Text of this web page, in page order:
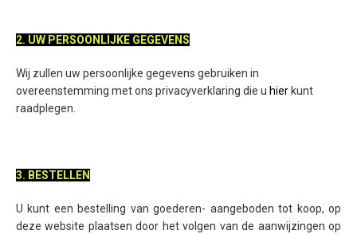
2. UW PERSOONLIJKE GEGEVENS
Wij zullen uw persoonlijke gegevens gebruiken in
overeenstemming met ons privacyverklaring die u hier kunt
raadplegen.
3. BESTELLEN
U kunt een bestelling van goederen- aangeboden tot koop, op
deze website plaatsen door het volgen van de aanwijzingen op